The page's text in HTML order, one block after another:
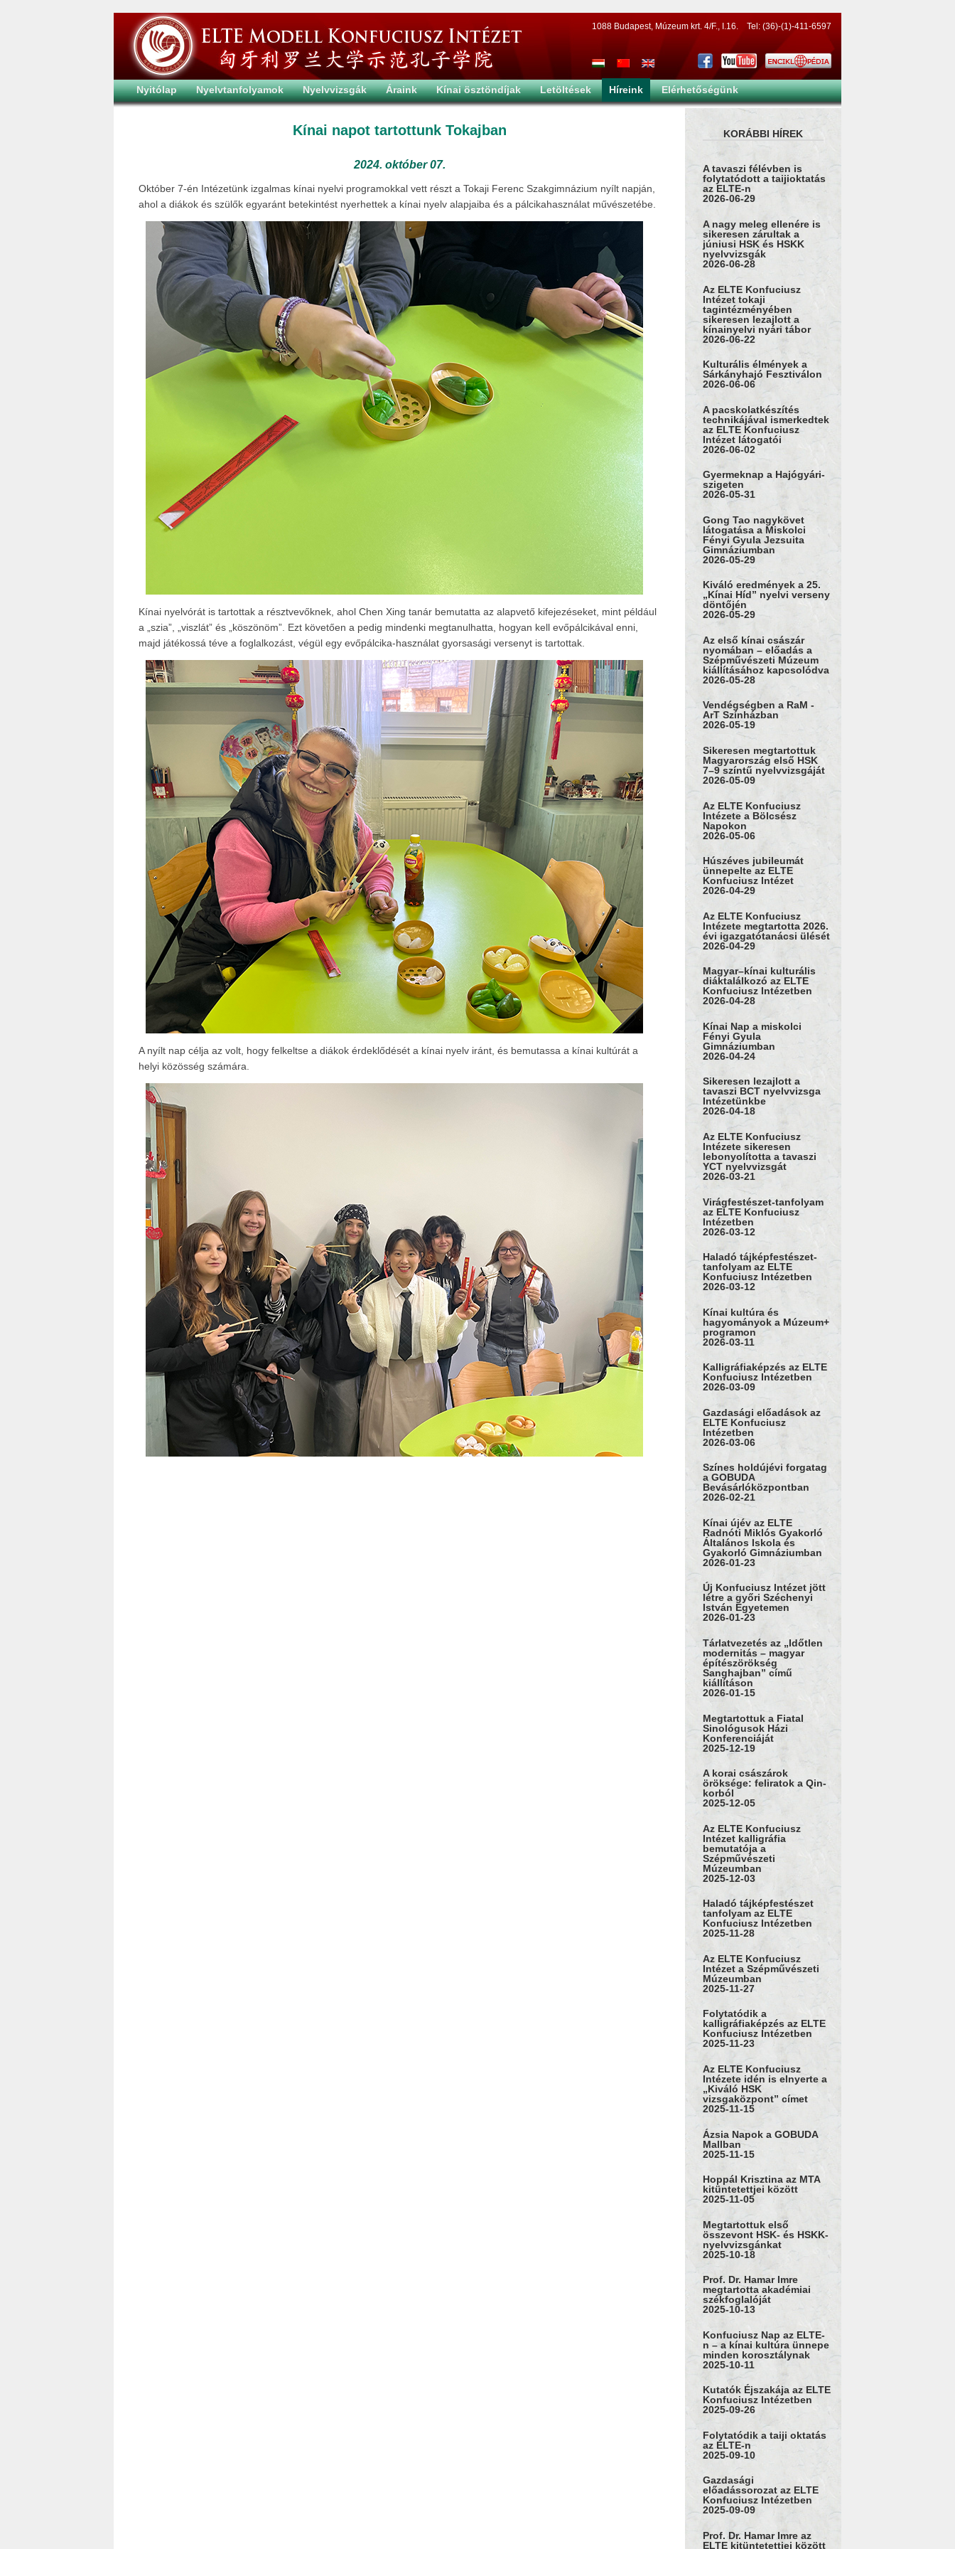
1088 Budapest, Múzeum krt. 4/F., I.16. Tel: (36)-(1)-411-6597
Nyitólap Nyelvtanfolyamok Nyelvvizsgák Áraink Kínai ösztöndíjak Letöltések Híreink Elérhetőségünk
Kínai napot tartottunk Tokajban
2024. október 07.
Október 7-én Intézetünk izgalmas kínai nyelvi programokkal vett részt a Tokaji Ferenc Szakgimnázium nyílt napján,
ahol a diákok és szülők egyaránt betekintést nyerhettek a kínai nyelv alapjaiba és a pálcikahasználat művészetébe.
Kínai nyelvórát is tartottak a résztvevőknek, ahol Chen Xing tanár bemutatta az alapvető kifejezéseket, mint például
a „szia”, „viszlát” és „köszönöm”. Ezt követően a pedig mindenki megtanulhatta, hogyan kell evőpálcikával enni,
majd játékossá téve a foglalkozást, végül egy evőpálcika-használat gyorsasági versenyt is tartottak.
A nyílt nap célja az volt, hogy felkeltse a diákok érdeklődését a kínai nyelv iránt, és bemutassa a kínai kultúrát a
helyi közösség számára.
KORÁBBI HÍREK
A tavaszi félévben is
folytatódott a taijioktatás
az ELTE-n
2026-06-29
A nagy meleg ellenére is
sikeresen zárultak a
júniusi HSK és HSKK
nyelvvizsgák
2026-06-28
Az ELTE Konfuciusz
Intézet tokaji
tagintézményében
sikeresen lezajlott a
kínainyelvi nyári tábor
2026-06-22
Kulturális élmények a
Sárkányhajó Fesztiválon
2026-06-06
A pacskolatkészítés
technikájával ismerkedtek
az ELTE Konfuciusz
Intézet látogatói
2026-06-02
Gyermeknap a Hajógyári-
szigeten
2026-05-31
Gong Tao nagykövet
látogatása a Miskolci
Fényi Gyula Jezsuita
Gimnáziumban
2026-05-29
Kiváló eredmények a 25.
„Kínai Híd” nyelvi verseny
döntőjén
2026-05-29
Az első kínai császár
nyomában – előadás a
Szépművészeti Múzeum
kiállításához kapcsolódva
2026-05-28
Vendégségben a RaM -
ArT Színházban
2026-05-19
Sikeresen megtartottuk
Magyarország első HSK
7–9 színtű nyelvvizsgáját
2026-05-09
Az ELTE Konfuciusz
Intézete a Bölcsész
Napokon
2026-05-06
Húszéves jubileumát
ünnepelte az ELTE
Konfuciusz Intézet
2026-04-29
Az ELTE Konfuciusz
Intézete megtartotta 2026.
évi igazgatótanácsi ülését
2026-04-29
Magyar–kínai kulturális
diáktalálkozó az ELTE
Konfuciusz Intézetben
2026-04-28
Kínai Nap a miskolci
Fényi Gyula
Gimnáziumban
2026-04-24
Sikeresen lezajlott a
tavaszi BCT nyelvvizsga
Intézetünkbe
2026-04-18
Az ELTE Konfuciusz
Intézete sikeresen
lebonyolította a tavaszi
YCT nyelvvizsgát
2026-03-21
Virágfestészet-tanfolyam
az ELTE Konfuciusz
Intézetben
2026-03-12
Haladó tájképfestészet-
tanfolyam az ELTE
Konfuciusz Intézetben
2026-03-12
Kínai kultúra és
hagyományok a Múzeum+
programon
2026-03-11
Kalligráfiaképzés az ELTE
Konfuciusz Intézetben
2026-03-09
Gazdasági előadások az
ELTE Konfuciusz
Intézetben
2026-03-06
Színes holdújévi forgatag
a GOBUDA
Bevásárlóközpontban
2026-02-21
Kínai újév az ELTE
Radnóti Miklós Gyakorló
Általános Iskola és
Gyakorló Gimnáziumban
2026-01-23
Új Konfuciusz Intézet jött
létre a győri Széchenyi
István Egyetemen
2026-01-23
Tárlatvezetés az „Időtlen
modernitás – magyar
építészörökség
Sanghajban” című
kiállításon
2026-01-15
Megtartottuk a Fiatal
Sinológusok Házi
Konferenciáját
2025-12-19
A korai császárok
öröksége: feliratok a Qin-
korból
2025-12-05
Az ELTE Konfuciusz
Intézet kalligráfia
bemutatója a
Szépművészeti
Múzeumban
2025-12-03
Haladó tájképfestészet
tanfolyam az ELTE
Konfuciusz Intézetben
2025-11-28
Az ELTE Konfuciusz
Intézet a Szépművészeti
Múzeumban
2025-11-27
Folytatódik a
kalligráfiaképzés az ELTE
Konfuciusz Intézetben
2025-11-23
Az ELTE Konfuciusz
Intézete idén is elnyerte a
„Kiváló HSK
vizsgaközpont” címet
2025-11-15
Ázsia Napok a GOBUDA
Mallban
2025-11-15
Hoppál Krisztina az MTA
kitüntetettjei között
2025-11-05
Megtartottuk első
összevont HSK- és HSKK-
nyelvvizsgánkat
2025-10-18
Prof. Dr. Hamar Imre
megtartotta akadémiai
székfoglalóját
2025-10-13
Konfuciusz Nap az ELTE-
n – a kínai kultúra ünnepe
minden korosztálynak
2025-10-11
Kutatók Éjszakája az ELTE
Konfuciusz Intézetben
2025-09-26
Folytatódik a taiji oktatás
az ELTE-n
2025-09-10
Gazdasági
előadássorozat az ELTE
Konfuciusz Intézetben
2025-09-09
Prof. Dr. Hamar Imre az
ELTE kitüntetettjei között